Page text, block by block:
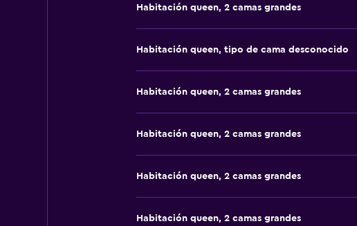
Habitación queen, 2 camas grandes
Habitación queen, tipo de cama desconocido
Habitación queen, 2 camas grandes
Habitación queen, 2 camas grandes
Habitación queen, 2 camas grandes
Habitación queen, 2 camas grandes